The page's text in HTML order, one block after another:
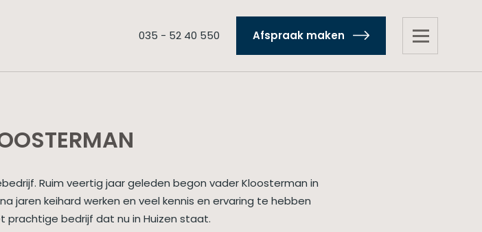
035 - 52 40 550 Afspraak maken
Ruim veertig jaar geleden begon vader Kloosterman in
jaren keihard werken en veel kennis en ervaring te hebben
bedrijf dat nu in Huizen staat.